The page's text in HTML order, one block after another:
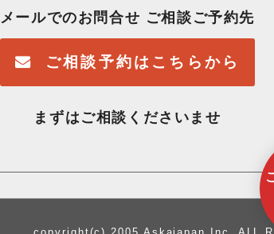
メールでのお問合せ ご相談ご予約先
ご相談予約はこちらから
まずはご相談くださいませ